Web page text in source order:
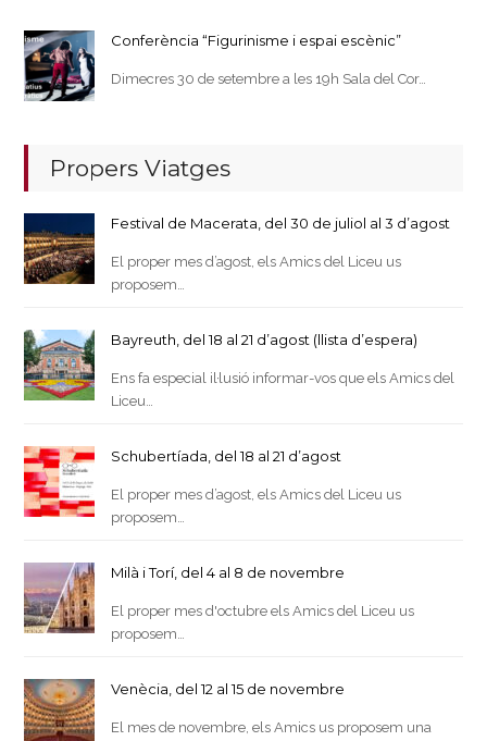
Conferència “Figurinisme i espai escènic”
Dimecres 30 de setembre a les 19h Sala del Cor…
Propers Viatges
Festival de Macerata, del 30 de juliol al 3 d’agost
El proper mes d’agost, els Amics del Liceu us
proposem…
Bayreuth, del 18 al 21 d’agost (llista d’espera)
Ens fa especial il·lusió informar-vos que els Amics del
Liceu…
Schubertíada, del 18 al 21 d’agost
El proper mes d’agost, els Amics del Liceu us
proposem…
Milà i Torí, del 4 al 8 de novembre
El proper mes d'octubre els Amics del Liceu us
proposem…
Venècia, del 12 al 15 de novembre
El mes de novembre, els Amics us proposem una